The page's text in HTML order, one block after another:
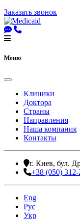
Заказать звонок
Меню
Клиники
Доктора
Страны
Направления
Наша компания
Контакты
г. Киев, бул.
+38 (050)
Eng
Рус
Укр